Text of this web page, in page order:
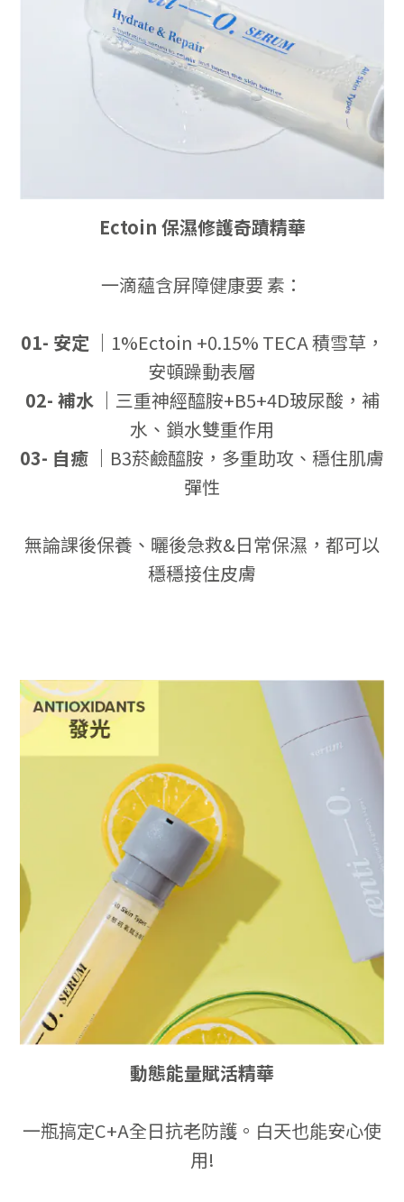
Ectoin 保濕修護奇蹟精華
一滴蘊含屏障健康要 素：
01- 安定 ｜ 1%Ectoin +0.15% TECA 積雪草，
安頓躁動表層
02- 補水 ｜ 三重神經醯胺+B5+4D玻尿酸，補
水、鎖水雙重作用
03- 自癒 ｜ B3菸鹼醯胺，多重助攻、穩住肌膚
彈性
無論課後保養、曬後急救&日常保濕，都可以
穩穩接住皮膚
動態能量賦活精華
一瓶搞定C+A全日抗老防護。白天也能安心使
用!